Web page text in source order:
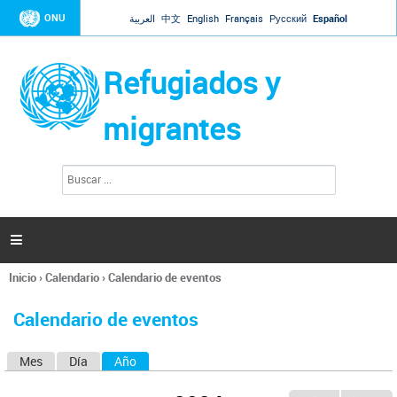
Jump to navigation
ONU العربية 中文 English Français Русский Español
Refugiados y
migrantes
l
s

Se
usted
Inicio›Calendario›Calendario de eventos
Calendario de eventos
Mes Día Año